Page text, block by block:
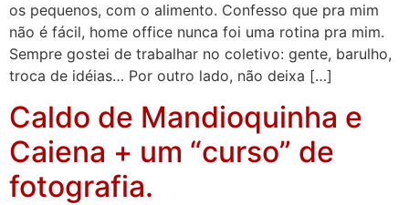
os pequenos, com o alimento. Confesso que pra mim
não é fácil, home office nunca foi uma rotina pra mim.
Sempre gostei de trabalhar no coletivo: gente, barulho,
troca de idéias… Por outro lado, não deixa […]
Caldo de Mandioquinha e
Caiena + um “curso” de
fotografia.